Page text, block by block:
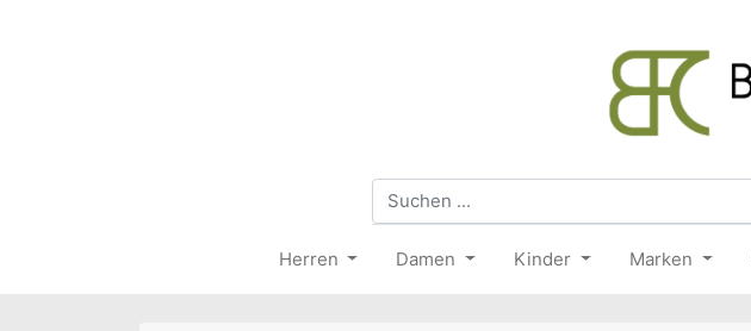
Herren Damen Kinder Marken